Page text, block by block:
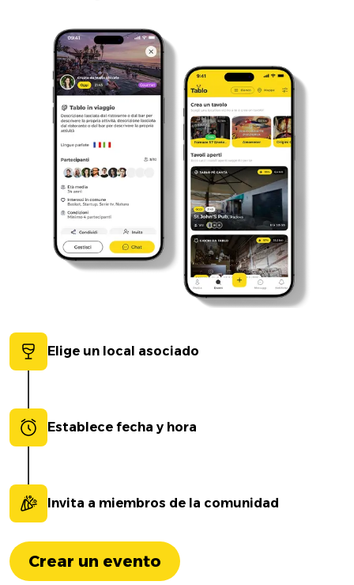
Elige un local asociado
Establece fecha y hora
Invita a miembros de la comunidad
Crear un evento